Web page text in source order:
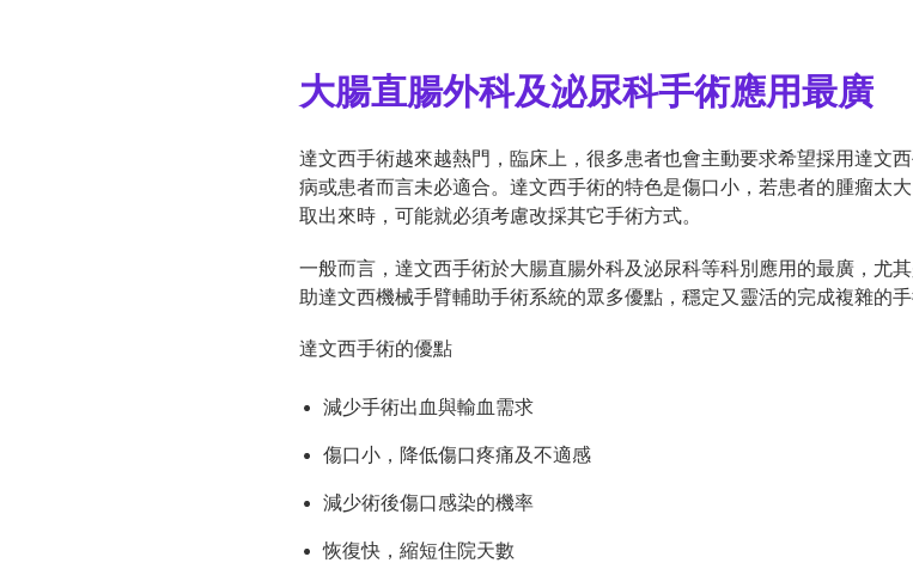
大腸直腸外科及泌尿科手術應用最廣
達文西手術越來越熱門，臨床上，很多患者也會主動要求希望採用達文
病或患者而言未必適合。達文西手術的特色是傷口小，若患者的腫瘤太
取出來時，可能就必須考慮改採其它手術方式。
一般而言，達文西手術於大腸直腸外科及泌尿科等科別應用的最廣，尤
助達文西機械手臂輔助手術系統的眾多優點，穩定又靈活的完成複雜的手
達文西手術的優點
減少手術出血與輸血需求
傷口小，降低傷口疼痛及不適感
減少術後傷口感染的機率
恢復快，縮短住院天數